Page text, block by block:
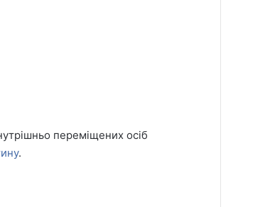
переміщених осіб
.